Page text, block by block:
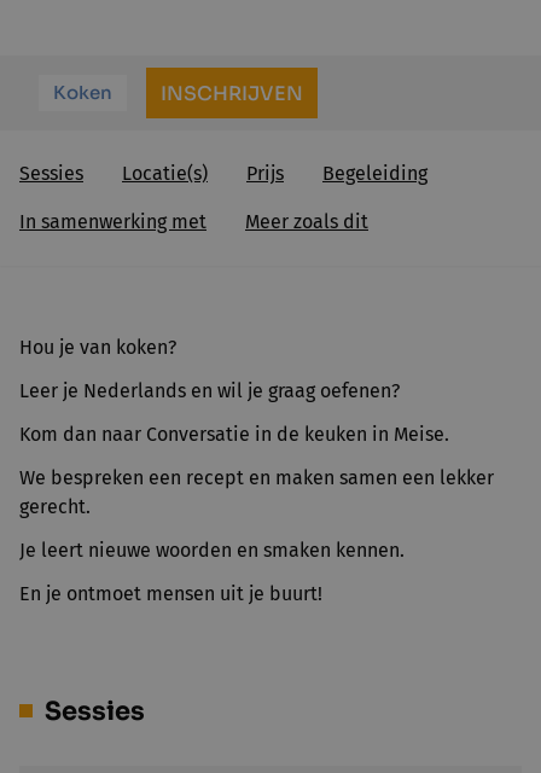
Koken INSCHRIJVEN
Sessies Locatie(s) Prijs Begeleiding
In samenwerking met Meer zoals dit
Hou je van koken?
Leer je Nederlands en wil je graag oefenen?
Kom dan naar Conversatie in de keuken in Meise.
We bespreken een recept en maken samen een lekker
gerecht.
Je leert nieuwe woorden en smaken kennen.
En je ontmoet mensen uit je buurt!
Sessies